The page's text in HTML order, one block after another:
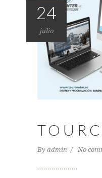
24
julio
By admin No